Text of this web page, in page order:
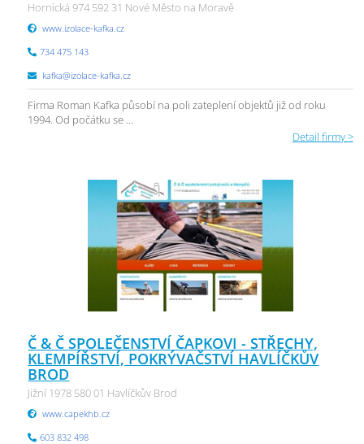
Hornická 974 592 31 Nové Město na Moravě
www.izolace-kafka.cz
734 475 143
kafka@izolace-kafka.cz
Firma Roman Kafka působí na poli zateplení objektů již od roku
1994. Od počátku se ...
Detail firmy >
Č & Č SPOLEČENSTVÍ ČAPKOVI - STŘECHY,
KLEMPÍŘSTVÍ, POKRÝVAČSTVÍ HAVLÍČKŮV
BROD
Jižní 1978 580 01 Havlíčkův Brod
www.capekhb.cz
603 832 498